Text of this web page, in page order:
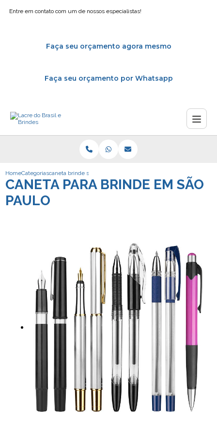
Entre em contato com um de nossos especialistas!
Faça seu orçamento agora mesmo
Faça seu orçamento por Whatsapp
HomeCategoriascaneta brinde sao paulo
CANETA PARA BRINDE EM SÃO
PAULO